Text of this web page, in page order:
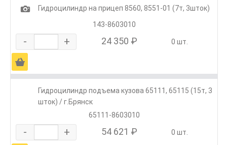
1
Гидроцилиндр на прицеп 8560, 8551-01 (7т, 3шток)
143-8603010
- + 24 350 ₽ 0 шт.
Ä
Гидроцилиндр подъема кузова 65111, 65115 (15т, 3
шток) / г.Брянск
65111-8603010
- + 54 621 ₽ 0 шт.